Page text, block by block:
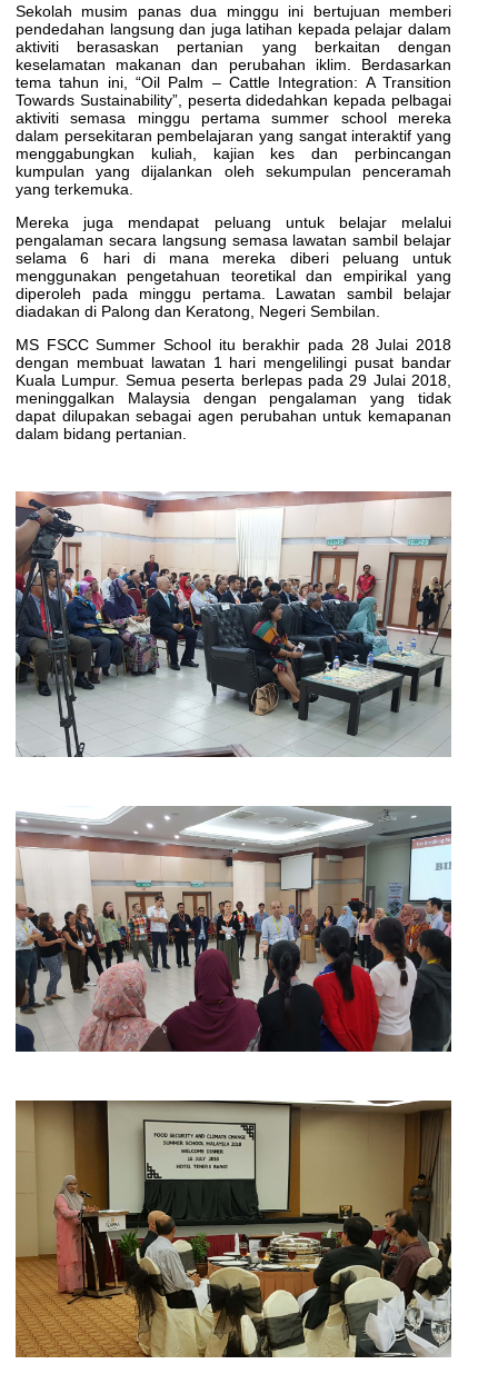
Sekolah musim panas dua minggu ini bertujuan memberi
pendedahan langsung dan juga latihan kepada pelajar dalam
aktiviti berasaskan pertanian yang berkaitan dengan
keselamatan makanan dan perubahan iklim. Berdasarkan
tema tahun ini, “Oil Palm – Cattle Integration: A Transition
Towards Sustainability”, peserta didedahkan kepada pelbagai
aktiviti semasa minggu pertama summer school mereka
dalam persekitaran pembelajaran yang sangat interaktif yang
menggabungkan kuliah, kajian kes dan perbincangan
kumpulan yang dijalankan oleh sekumpulan penceramah
yang terkemuka.
Mereka juga mendapat peluang untuk belajar melalui
pengalaman secara langsung semasa lawatan sambil belajar
selama 6 hari di mana mereka diberi peluang untuk
menggunakan pengetahuan teoretikal dan empirikal yang
diperoleh pada minggu pertama. Lawatan sambil belajar
diadakan di Palong dan Keratong, Negeri Sembilan.
MS FSCC Summer School itu berakhir pada 28 Julai 2018
dengan membuat lawatan 1 hari mengelilingi pusat bandar
Kuala Lumpur. Semua peserta berlepas pada 29 Julai 2018,
meninggalkan Malaysia dengan pengalaman yang tidak
dapat dilupakan sebagai agen perubahan untuk kemapanan
dalam bidang pertanian.